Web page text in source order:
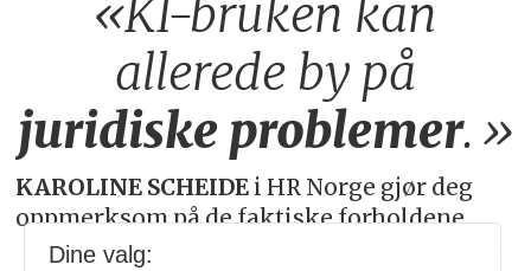
«KI-bruken kan
allerede by på
juridiske problemer.»
KAROLINE SCHEIDE i HR Norge gjør deg
oppmerksom på de faktiske forholdene.
Dine valg: